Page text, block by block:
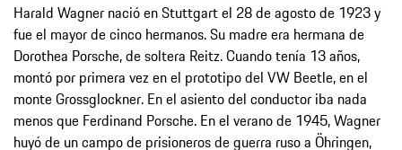
Harald Wagner nació en Stuttgart el 28 de agosto de 1923 y
fue el mayor de cinco hermanos. Su madre era hermana de
Dorothea Porsche, de soltera Reitz. Cuando tenía 13 años,
montó por primera vez en el prototipo del VW Beetle, en el
monte Grossglockner. En el asiento del conductor iba nada
menos que Ferdinand Porsche. En el verano de 1945, Wagner
huyó de un campo de prisioneros de guerra ruso a Öhringen,